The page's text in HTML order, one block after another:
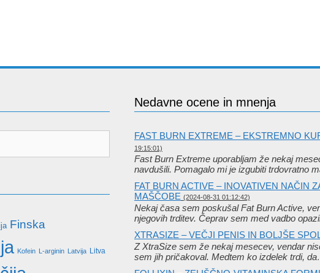
Finska
Kofein L-arginin Latvija Litva
Nedavne ocene in mnenja
FAST BURN EXTREME – EKSTREMNO
19:15:01)
Fast Burn Extreme uporabljam že nekaj
navdušili. Pomagalo mi je izgubiti trdovratno
FAT BURN ACTIVE – INOVATIVEN NAČIN
MAŠČOBE (2024-08-31 01:12:42)
Nekaj ​​časa sem poskušal Fat Burn Active,
njegovih trditev. Čeprav sem med vadbo
XTRASIZE – VEČJI PENIS IN BOLJŠE
Z XtraSize sem že nekaj mesecev, vendar
sem jih pričakoval. Medtem ko izdelek trdi,